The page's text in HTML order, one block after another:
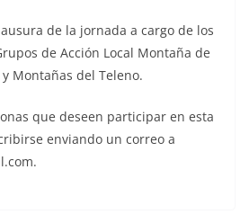
de la jornada a cargo de los
de Acción Local Montaña de
Montañas del Teleno.
que deseen participar en esta
enviando un correo a